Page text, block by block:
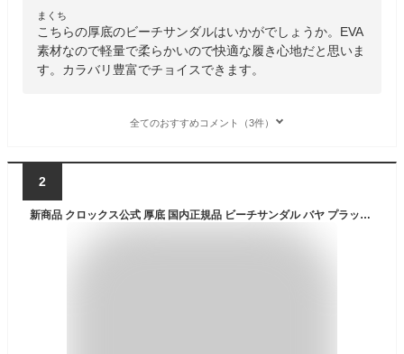
まくち
こちらの厚底のビーチサンダルはいかがでしょうか。EVA
素材なので軽量で柔らかいので快適な履き心地だと思いま
す。カラバリ豊富でチョイスできます。
全てのおすすめコメント（3件）
2
新商品 クロックス公式 厚底 国内正規品 ビーチサンダル バヤ プラットフォーム フリップ サンダル Baya Platform Flip / crocs レディース クロッグ かわいい